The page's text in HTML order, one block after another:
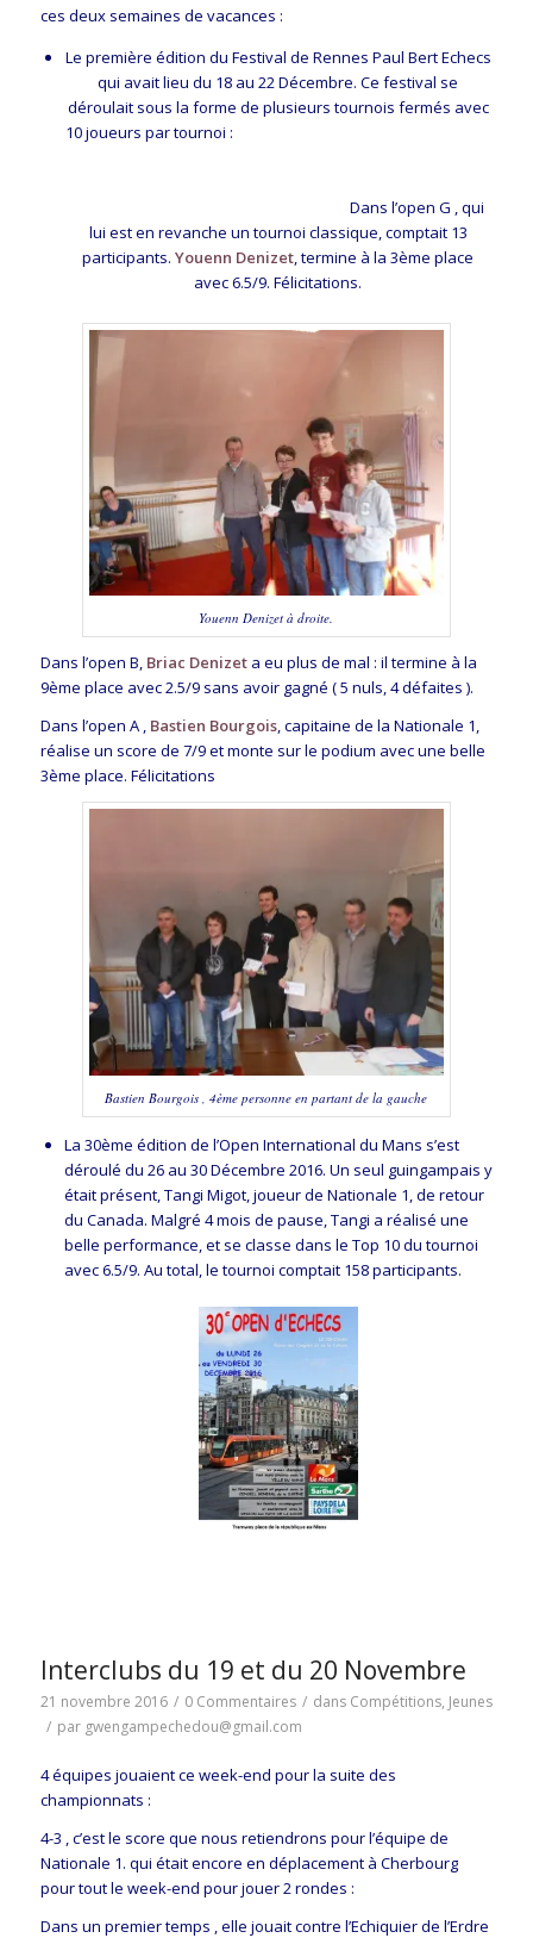
ces deux semaines de vacances :
Le première édition du Festival de Rennes Paul Bert Echecs
qui avait lieu du 18 au 22 Décembre. Ce festival se
déroulait sous la forme de plusieurs tournois fermés avec
10 joueurs par tournoi :
Dans l’open G , qui
lui est en revanche un tournoi classique, comptait 13
participants.Youenn Denizet, termine à la 3ème place
avec 6.5/9. Félicitations.
Youenn Denizet à droite.
Dans l’open B, Briac Denizeta eu plus de mal : il termine à la
9ème place avec 2.5/9 sans avoir gagné ( 5 nuls, 4 défaites ).
Dans l’open A ,Bastien Bourgois, capitaine de la Nationale 1,
réalise un score de 7/9 et monte sur le podium avec une belle
3ème place. Félicitations
Bastien Bourgois , 4ème personne en partant de la gauche
La 30ème édition de l’Open International du Mans s’est
déroulé du 26 au 30 Décembre 2016. Un seul guingampais y
était présent, Tangi Migot, joueur de Nationale 1, de retour
du Canada. Malgré 4 mois de pause, Tangi a réalisé une
belle performance, et se classe dans le Top 10 du tournoi
avec 6.5/9. Au total, le tournoi comptait 158 participants.
Interclubs du 19 et du 20 Novembre
21 novembre 2016 / 0 Commentaires / dans Compétitions, Jeunes
/ par gwengampechedou@gmail.com
4 équipes jouaient ce week-end pour la suite des
championnats :
4-3 , c’est le score que nous retiendrons pour l’équipe de
Nationale 1. qui était encore en déplacement à Cherbourg
pour tout le week-end pour jouer 2 rondes :
Dans un premier temps , elle jouait contre l’Echiquier de l’Erdre